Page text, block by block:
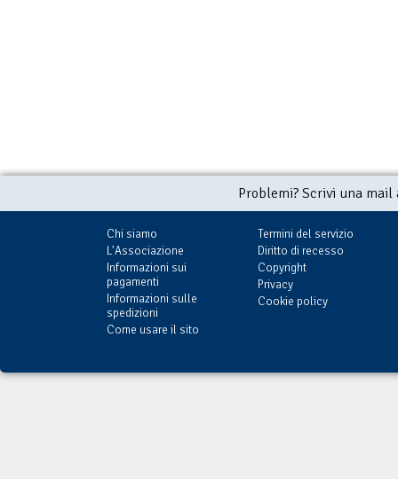
Problemi? Scrivi una
Chi siamo
L'Associazione
Informazioni sui
pagamenti
Informazioni sulle
spedizioni
Come usare il sito
Termini del servizio
Diritto di recesso
Copyright
Privacy
Cookie policy